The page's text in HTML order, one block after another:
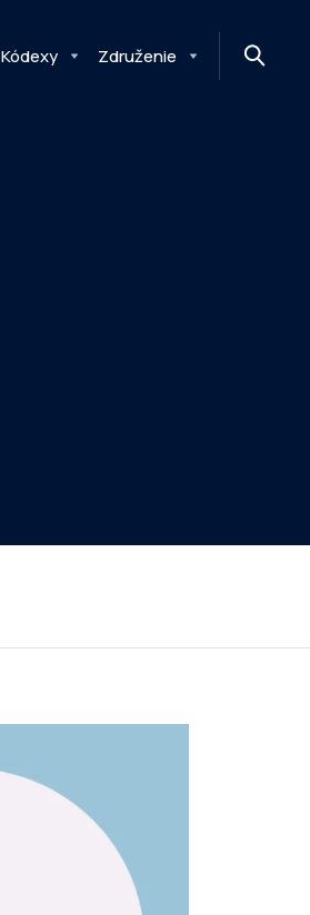
Kódexy Združenie
DIMAQ NEWSLETTER